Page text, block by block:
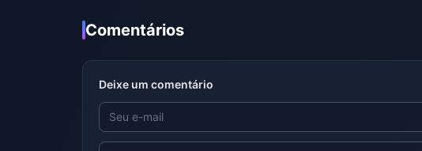
Comentários
Deixe um comentário